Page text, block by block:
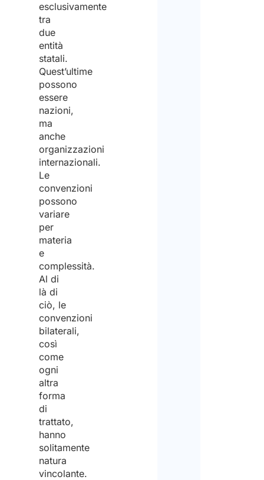
esclusivamente
tra
due
entità
statali.
Quest’ultime
possono
essere
nazioni,
ma
anche
organizzazioni
internazionali.
Le
convenzioni
possono
variare
per
materia
e
complessità.
Al di
là di
ciò, le
convenzioni
bilaterali,
così
come
ogni
altra
forma
di
trattato,
hanno
solitamente
natura
vincolante.